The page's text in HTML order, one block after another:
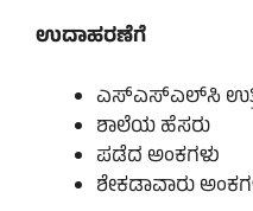
ಉದಾಹರಣೆಗೆ
ಎಸ್‌ಎಸ್‌ಎಲ್‌ಸಿ
ಶಾಲೆಯ ಹೆಸರು
ಪಡೆದ ಅಂಕಗಳು
ಶೇಕಡಾವಾರು